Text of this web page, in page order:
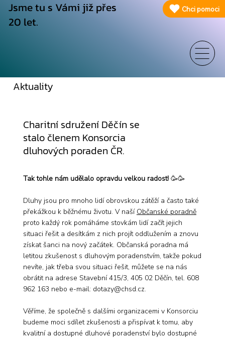
Jsme tu s Vámi již přes
20 let.
Chci pomoci
Aktuality
Charitní sdružení Děčín se
stalo členem Konsorcia
dluhových poraden ČR.
Tak tohle nám udělalo opravdu velkou radost! 🥳🥳
Dluhy jsou pro mnoho lidí obrovskou zátěží a často také
překážkou k běžnému životu. V naší Občanské poradně
proto každý rok pomáháme stovkám lidí začít jejich
situaci řešit a desítkám z nich projít oddlužením a znovu
získat šanci na nový začátek. Občanská poradna má
letitou zkušenost s dluhovým poradenstvím, takže pokud
nevíte, jak třeba svou situaci řešit, můžete se na nás
obrátit na adrese Stavební 415/3, 405 02 Děčín, tel. 608
962 163 nebo e-mail: dotazy@chsd.cz.
Věříme, že společně s dalšími organizacemi v Konsorciu
budeme moci sdílet zkušenosti a přispívat k tomu, aby
kvalitní a dostupné dluhové poradenství bylo dostupné